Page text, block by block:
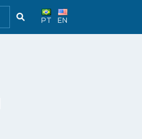
PT EN